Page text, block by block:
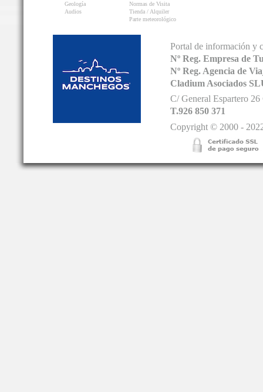
Geología
Audios
Normas de Visita
Tienda / Alquiler
Parte meteorológico
Portal de información y
Nº Reg. Empresa de
Nº Reg. Agencia de
Cladium Asociados
C/ General Espartero
T.926 850 371
Copyright © 2000 -